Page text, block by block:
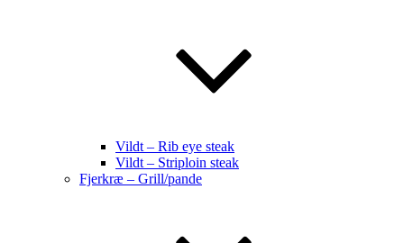
Vildt – Rib eye steak
Vildt – Striploin steak
Fjerkræ – Grill/pande